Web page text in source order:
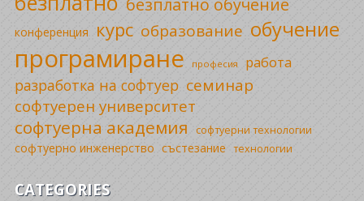
безплатно обучение
конференция курс образование обучение
програмиране професия работа
разработка на софтуер семинар
софтуерен университет
софтуерна академия софтуерни технологии
софтуерно инженерство състезание технологии
CATEGORIES